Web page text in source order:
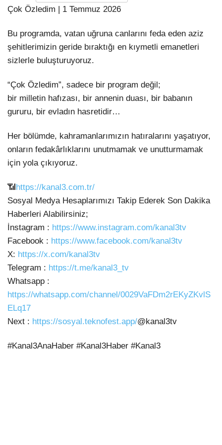
Çok Özledim | 1 Temmuz 2026
Bu programda, vatan uğruna canlarını feda eden aziz
şehitlerimizin geride bıraktığı en kıymetli emanetleri
sizlerle buluşturuyoruz.
“Çok Özledim”, sadece bir program değil;
bir milletin hafızası, bir annenin duası, bir babanın
gururu, bir evladın hasretidir…
Her bölümde, kahramanlarımızın hatıralarını yaşatıyor,
onların fedakârlıklarını unutmamak ve unutturmamak
için yola çıkıyoruz.
📶 https://kanal3.com.tr/
Sosyal Medya Hesaplarımızı Takip Ederek Son Dakika
Haberleri Alabilirsiniz;
İnstagram : https://www.instagram.com/kanal3tv
Facebook : https://www.facebook.com/kanal3tv
X: https://x.com/kanal3tv
Telegram : https://t.me/kanal3_tv
Whatsapp :
https://whatsapp.com/channel/0029VaFDm2rEKyZKvlS
ELq17
Next : https://sosyal.teknofest.app/@kanal3tv
#Kanal3AnaHaber #Kanal3Haber #Kanal3